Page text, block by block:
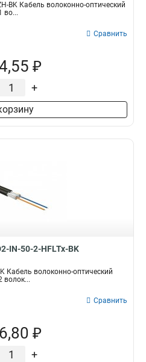
BK Кабель волоконно-оптический
во...
Сравнить
₽
+
IN-50-2-HFLTx-BK
Кабель волоконно-оптический
волок...
Сравнить
₽
+